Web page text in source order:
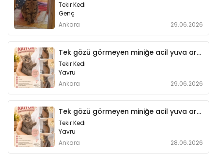
Tekir Kedi
Genç
Ankara
29.06.2026
Tek gözü görmeyen miniğe acil yuva aranıyor
Tekir Kedi
Yavru
Ankara
29.06.2026
Tek gözü görmeyen miniğe acil yuva aranıyor
Tekir Kedi
Yavru
Ankara
28.06.2026